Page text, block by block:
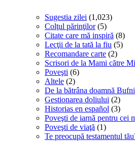
Sugestia zilei (1,023)
Colţul părinţilor(5)
Citate care mă inspiră (8)
Lecţii de la tată la fiu (5)
Recomandare carte (2)
Scrisori de la Mami către
Poveşti (6)
Altele (2)
De la bătrâna doamnă
Gestionarea doliului (2)
Historias en español (3)
Poveşti de iarnă pentru cei
Poveşti de viaţă (1)
Te preocupă testamentul